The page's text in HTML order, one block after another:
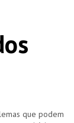
que podem